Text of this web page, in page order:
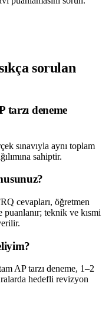
sorulan
tarzı deneme
sınavıyla aynı toplam
sahiptir.
cevapları, öğretmen
teknik ve kısmi
AP tarzı deneme, 1–2
hedefli revizyon